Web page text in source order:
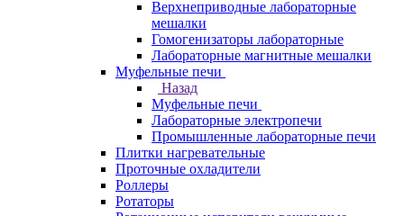
Верхнеприводные лабораторные
мешалки
Гомогенизаторы лабораторные
Лабораторные магнитные мешалки
Муфельные печи
Назад
Муфельные печи
Лабораторные электропечи
Промышленные лабораторные печи
Плитки нагревательные
Проточные охладители
Роллеры
Ротаторы